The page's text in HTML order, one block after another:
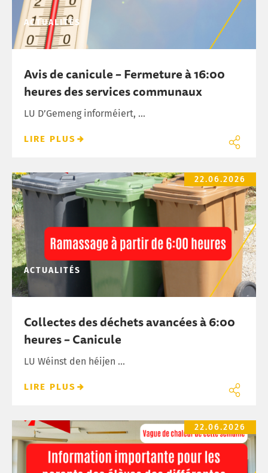
ACTUALITÉS
Avis de canicule – Fermeture à 16:00
heures des services communaux
LU D’Gemeng informéiert, ...
LIRE PLUS
Collectes des déchets avancées à 6:00 heures – Canicule
22.06.2026
ACTUALITÉS
Collectes des déchets avancées à 6:00
heures – Canicule
LU Wéinst den héijen ...
LIRE PLUS
Canicule – Organisation scolaire de cette semaine22.06.2026